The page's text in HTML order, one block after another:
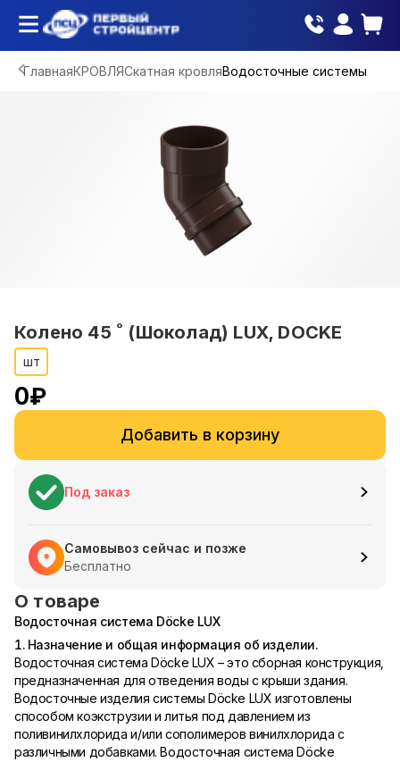
ГлавнаяКРОВЛЯСкатная кровляВодосточные системы
Колено 45 ˚ (Шоколад) LUX, DOCKE
шт
0₽
Добавить в корзину
Под заказ
Самовывоз сейчас и позже
Бесплатно
О товаре
Водосточная система Döcke LUX
1. Назначение и общая информация об изделии.
Водосточная система Döcke LUX – это сборная конструкция,
предназначенная для отведения воды с крыши здания.
Водосточные изделия системы Döcke LUX изготовлены
способом коэкструзии и литья под давлением из
поливинилхлорида и/или сополимеров винилхлорида с
различными добавками. Водосточная система Döcke